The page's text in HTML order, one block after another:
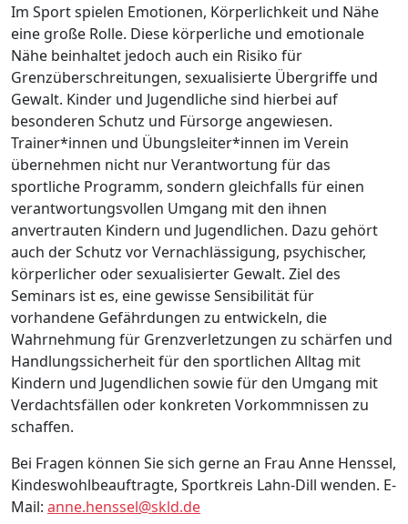
Im Sport spielen Emotionen, Körperlichkeit und Nähe
eine große Rolle. Diese körperliche und emotionale
Nähe beinhaltet jedoch auch ein Risiko für
Grenzüberschreitungen, sexualisierte Übergriffe und
Gewalt. Kinder und Jugendliche sind hierbei auf
besonderen Schutz und Fürsorge angewiesen.
Trainer*innen und Übungsleiter*innen im Verein
übernehmen nicht nur Verantwortung für das
sportliche Programm, sondern gleichfalls für einen
verantwortungsvollen Umgang mit den ihnen
anvertrauten Kindern und Jugendlichen. Dazu gehört
auch der Schutz vor Vernachlässigung, psychischer,
körperlicher oder sexualisierter Gewalt. Ziel des
Seminars ist es, eine gewisse Sensibilität für
vorhandene Gefährdungen zu entwickeln, die
Wahrnehmung für Grenzverletzungen zu schärfen und
Handlungssicherheit für den sportlichen Alltag mit
Kindern und Jugendlichen sowie für den Umgang mit
Verdachtsfällen oder konkreten Vorkommnissen zu
schaffen.
Bei Fragen können Sie sich gerne an Frau Anne Henssel,
Kindeswohlbeauftragte, Sportkreis Lahn-Dill wenden. E-
Mail: anne.henssel@skld.de